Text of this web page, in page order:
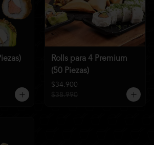
Rolls para 4 Premium
(50 Piezas)
$34.900
$38.990